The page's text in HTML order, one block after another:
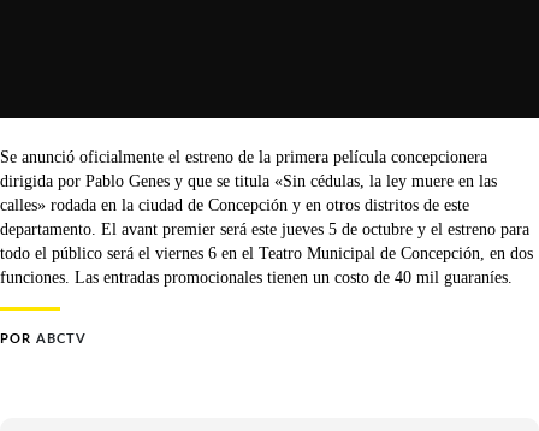
Se anunció oficialmente el estreno de la primera película concepcionera
dirigida por Pablo Genes y que se titula «Sin cédulas, la ley muere en las
calles» rodada en la ciudad de Concepción y en otros distritos de este
departamento. El avant premier será este jueves 5 de octubre y el estreno para
todo el público será el viernes 6 en el Teatro Municipal de Concepción, en dos
funciones. Las entradas promocionales tienen un costo de 40 mil guaraníes.
POR ABCTV